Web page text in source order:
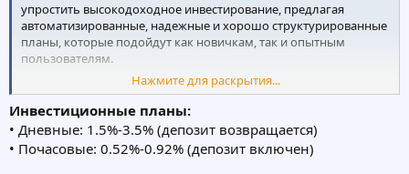
упростить высокодоходное инвестирование, предлагая
автоматизированные, надежные и хорошо структурированные
планы, которые подойдут как новичкам, так и опытным
пользователям.
Основанная командой криптотрейдеров и энтузиастов
блокчейна, XYO-flow была создана, чтобы дать людям
возможность увеличить свой капитал с помощью тщательно
рассчитанных стратегий. Мы фокусируемся на краткосрочных
и среднесрочных инвестиционных циклах, обеспечивая
Нажмите для раскрытия...
Инвестиционные планы:
• Дневные: 1.5%-3.5% (депозит возвращается)
• Почасовые: 0.52%-0.92% (депозит включен)